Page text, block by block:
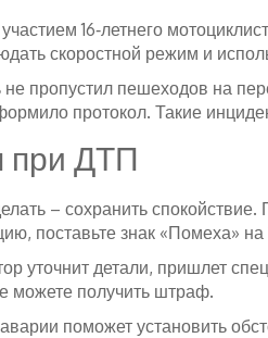
16‑летнего
скоростной режим и
пропустил пешеходов на
протокол. Такие
при ДТП
– сохранить
поставьте знак «Помеха»
уточнит детали, пришлет
можете получить штраф.
поможет установить